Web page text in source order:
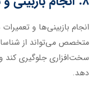
انجام بازبینی‌ها و
متخصص می‌تواند از
سخت‌افزاری جلوگیری کند
دهد.